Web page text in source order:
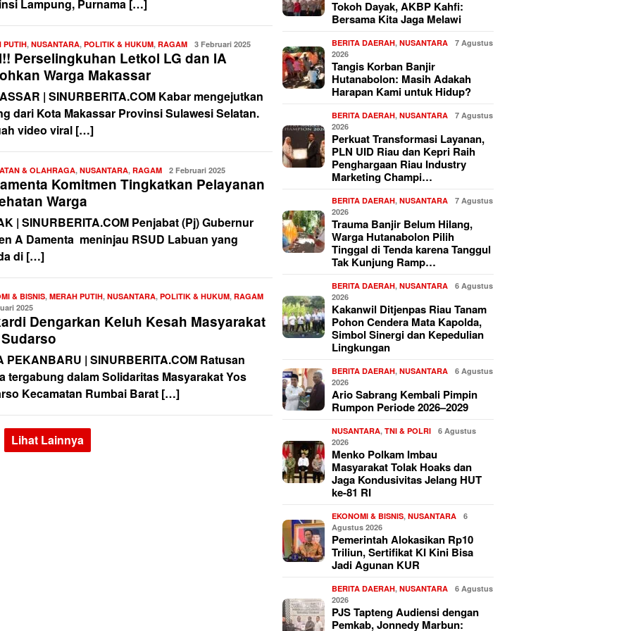
Lampung, Purnama […]
PUTIH, NUSANTARA, POLITIK & HUKUM, RAGAM Redaksi
3 Februari 2025
Perselingkuhan Letkol LG dan IA
Warga Makassar
| SINURBERITA.COM Kabar mengejutkan
dari Kota Makassar Provinsi Sulawesi Selatan.
video viral […]
& OLAHRAGA, NUSANTARA, RAGAM Redaksi
2 Februari 2025
Komitmen Tingkatkan Pelayanan
Warga
| SINURBERITA.COM Penjabat (Pj) Gubernur
A Damenta meninjau RSUD Labuan yang
di […]
& BISNIS, MERAH PUTIH, NUSANTARA, POLITIK & HUKUM, RAGAM Redaksi
2025
Dengarkan Keluh Kesah Masyarakat
PEKANBARU | SINURBERITA.COM Ratusan
tergabung dalam Solidaritas Masyarakat Yos
Kecamatan Rumbai Barat […]
Lihat Lainnya
Tokoh Dayak, AKBP Kahfi:
Bersama Kita Jaga Melawi
BERITA DAERAH,NUSANTARA
7 Agustus
2026
Tangis Korban Banjir
Hutanabolon: Masih Adakah
Harapan Kami untuk Hidup?
BERITA DAERAH,NUSANTARA
7 Agustus
2026
Perkuat Transformasi Layanan,
PLN UID Riau dan Kepri Raih
Penghargaan Riau Industry
Marketing Champi…
BERITA DAERAH,NUSANTARA
7 Agustus
2026
Trauma Banjir Belum Hilang,
Warga Hutanabolon Pilih
Tinggal di Tenda karena Tanggul
Tak Kunjung Ramp…
BERITA DAERAH,NUSANTARA
6 Agustus
2026
Kakanwil Ditjenpas Riau Tanam
Pohon Cendera Mata Kapolda,
Simbol Sinergi dan Kepedulian
Lingkungan
BERITA DAERAH,NUSANTARA
6 Agustus
2026
Ario Sabrang Kembali Pimpin
Rumpon Periode 2026–2029
NUSANTARA,TNI & POLRI
6 Agustus
2026
Menko Polkam Imbau
Masyarakat Tolak Hoaks dan
Jaga Kondusivitas Jelang HUT
ke-81 RI
EKONOMI & BISNIS,NUSANTARA
6
Agustus 2026
Pemerintah Alokasikan Rp10
Triliun, Sertifikat KI Kini Bisa
Jadi Agunan KUR
BERITA DAERAH,NUSANTARA
6 Agustus
2026
PJS Tapteng Audiensi dengan
Pemkab, Jonnedy Marbun: